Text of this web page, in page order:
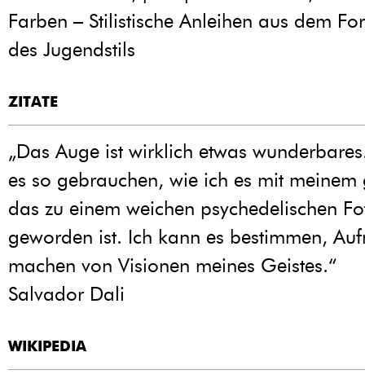
Farben – Stilistische Anleihen aus dem
des Jugendstils
ZITATE
„Das Auge ist wirklich etwas
es so gebrauchen, wie ich es mit
das zu einem weichen psychedelischen
geworden ist. Ich kann es bestimmen,
machen von Visionen meines Geistes.“
Salvador Dali
WIKIPEDIA